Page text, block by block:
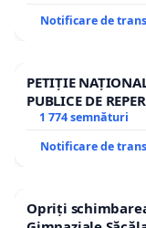
Notificare de
PETIȚIE
PUBLICE DE
1 774 semnături
Notificare de
Opriți